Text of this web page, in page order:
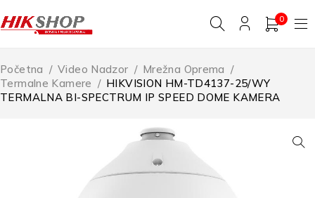
0
Početna / Video Nadzor / Mrežna Oprema /
Termalne Kamere / HIKVISION HM-TD4137-25/WY
TERMALNA BI-SPECTRUM IP SPEED DOME KAMERA